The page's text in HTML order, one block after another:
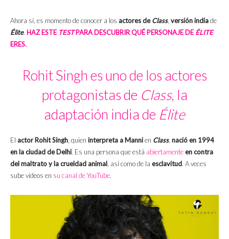
Ahora sí, es momento de conocer a los actores deClass, versión indiade
Élite. HAZ ESTE TESTPARA DESCUBRIR QUÉ PERSONAJE DE ÉLITE
ERES.
Rohit Singh es uno de los actores
protagonistas de Class, la
adaptación india de Élite
El actor Rohit Singh, quien interpreta a Mannien Class, nació en 1994
en la ciudad de Delhi. Es una persona que está abiertamenteen contra
del maltrato y la crueldad animal, así como de la esclavitud. A veces
sube videos en su canal de YouTube.